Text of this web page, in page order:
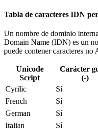
Tabla de caracteres IDN
Un nombre de dominio
Domain Name (IDN) es un
puede contener caracteres no
Unicode
Script
Carácter
(-)
Cyrilic
Sí
French Sí
German Sí
Italian Sí